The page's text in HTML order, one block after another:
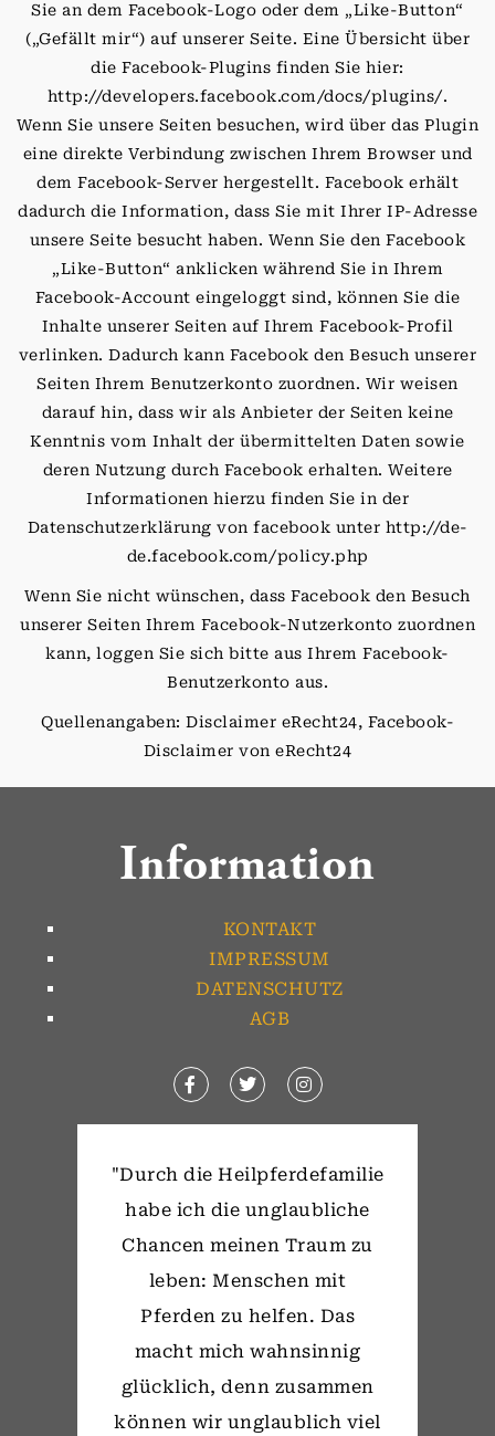
Sie an dem Facebook-Logo oder dem „Like-Button“
(„Gefällt mir“) auf unserer Seite. Eine Übersicht über
die Facebook-Plugins finden Sie hier:
http://developers.facebook.com/docs/plugins/.
Wenn Sie unsere Seiten besuchen, wird über das Plugin
eine direkte Verbindung zwischen Ihrem Browser und
dem Facebook-Server hergestellt. Facebook erhält
dadurch die Information, dass Sie mit Ihrer IP-Adresse
unsere Seite besucht haben. Wenn Sie den Facebook
„Like-Button“ anklicken während Sie in Ihrem
Facebook-Account eingeloggt sind, können Sie die
Inhalte unserer Seiten auf Ihrem Facebook-Profil
verlinken. Dadurch kann Facebook den Besuch unserer
Seiten Ihrem Benutzerkonto zuordnen. Wir weisen
darauf hin, dass wir als Anbieter der Seiten keine
Kenntnis vom Inhalt der übermittelten Daten sowie
deren Nutzung durch Facebook erhalten. Weitere
Informationen hierzu finden Sie in der
Datenschutzerklärung von facebook unter http://de-
de.facebook.com/policy.php
Wenn Sie nicht wünschen, dass Facebook den Besuch
unserer Seiten Ihrem Facebook-Nutzerkonto zuordnen
kann, loggen Sie sich bitte aus Ihrem Facebook-
Benutzerkonto aus.
Quellenangaben: Disclaimer eRecht24, Facebook-
Disclaimer von eRecht24
Information
KONTAKT
IMPRESSUM
DATENSCHUTZ
AGB
"Durch die Heilpferdefamilie
habe ich die unglaubliche
Chancen meinen Traum zu
leben: Menschen mit
Pferden zu helfen. Das
macht mich wahnsinnig
glücklich, denn zusammen
können wir unglaublich viel